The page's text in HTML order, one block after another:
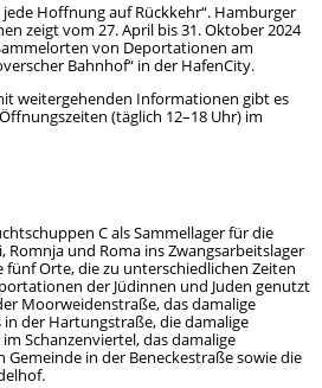
Hoffnung auf Rückkehr“. Hamburger
zeigt vom 27. April bis 31. Oktober 2024
von Deportationen am
Bahnhof“ in der HafenCity.
weitergehenden Informationen gibt es
(täglich 12–18 Uhr) im
C als Sammellager für die
Romnja und Roma ins Zwangsarbeitslager
fünf Orte, die zu unterschiedlichen Zeiten
der Jüdinnen und Juden genutzt
Moorweidenstraße, das damalige
in der Hartungstraße, die damalige
Schanzenviertel, das damalige
Gemeinde in der Beneckestraße sowie die